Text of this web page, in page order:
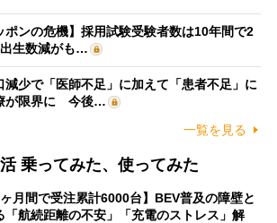
ポンの危機】採用試験受験者数は10年間で2
生数減がも…
減少で「医師不足」に加えて「患者不足」に
が限界に 今後…
一覧を見る
乗ってみた、使ってみた
ヶ月間で受注累計6000台】BEV普及の障壁と
「航続距離の不安」「充電のストレス」解